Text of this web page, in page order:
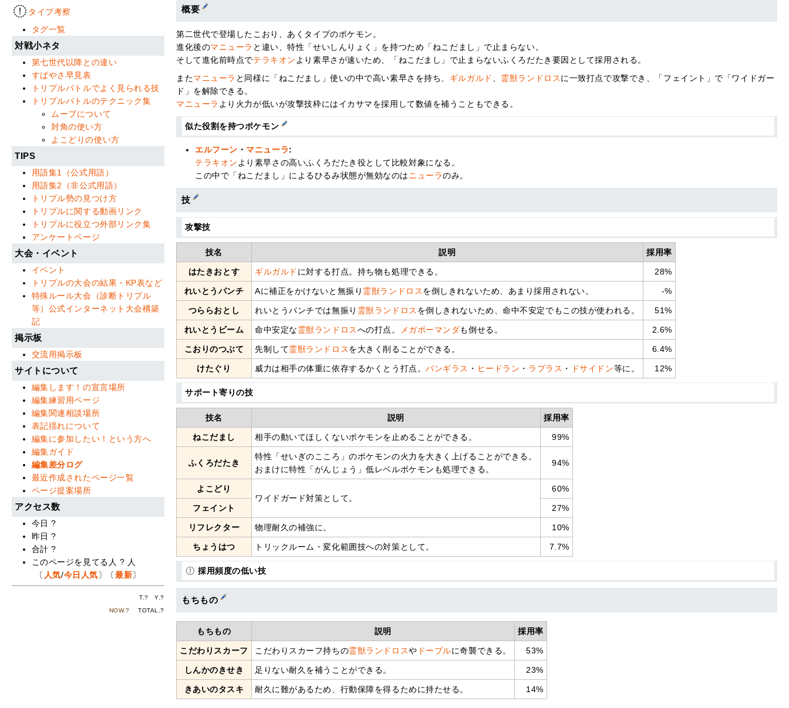
概要
第二世代で登場したこおり、あくタイプのポケモン。
進化後のマニューラ と違い、特性「せいしんりょく」を持つため「ねこだまし」で止まらない。
そして進化前時点でテラキオン より素早さが速いため、「ねこだまし」で止まらないふくろだたき要因として採用される。
またマニューラ と同様に「ねこだまし」使いの中で高い素早さを持ち、 ギルガルド 、 霊獣ランドロスに一致打点で攻撃でき、「フェイント」で「ワイドガー
ド」を解除できる。
マニューラ より火力が低いが攻撃技枠にはイカサマを採用して数値を補うこともできる。
似た役割を持つポケモン
エルフーン ・ マニューラ:
テラキオン より素早さの高いふくろだたき役として比較対象になる。
この中で「ねこだまし」によるひるみ状態が無効なのはニューラのみ。
技
攻撃技
技名 説明 採用率
はたきおとす ギルガルド に対する打点。持ち物も処理できる。 28%
れいとうパンチ Aに補正をかけないと無振り 霊獣ランドロスを倒しきれないため、あまり採用されない。 -%
つららおとし れいとうパンチでは無振り 霊獣ランドロス を倒しきれないため、命中不安定でもこの技が使われる。 51%
れいとうビーム 命中安定な霊獣ランドロスへの打点。 メガボーマンダも倒せる。 2.6%
こおりのつぶて 先制して霊獣ランドロスを大きく削ることができる。 6.4%
けたぐり 威力は相手の体重に依存するかくとう打点。バンギラス ・ ヒードラン ・ ラプラス ・ ドサイドン等に。 12%
サポート寄りの技
技名 説明 採用率
ねこだまし 相手の動いてほしくないポケモンを止めることができる。 99%
ふくろだたき
特性「せいぎのこころ」のポケモンの火力を大きく上げることができる。
おまけに特性「がんじょう」低レベルポケモンも処理できる。
94%
よこどり
ワイドガード対策として。
60%
フェイント 27%
リフレクター 物理耐久の補強に。 10%
ちょうはつ トリックルーム・変化範囲技への対策として。 7.7%
採用頻度の低い技
もちもの
もちもの 説明 採用率
こだわりスカーフ こだわりスカーフ持ちの霊獣ランドロスや ドーブルに奇襲できる。 53%
しんかのきせき 足りない耐久を補うことができる。 23%
きあいのタスキ 耐久に難があるため、行動保障を得るために持たせる。 14%
タイプ考察
タグ一覧
対戦小ネタ
第七世代以降との違い
すばやさ早見表
トリプルバトルでよく見られる技
トリプルバトルのテクニック集
ムーブについて
対角の使い方
よこどりの使い方
TIPS
用語集1（公式用語）
用語集2（非公式用語）
トリプル勢の見つけ方
トリプルに関する動画リンク
トリプルに役立つ外部リンク集
アンケートページ
大会・イベント
イベント
トリプルの大会の結果・KP表など
特殊ルール大会（診断トリプル
等）公式インターネット大会構築
記
掲示板
交流用掲示板
サイトについて
編集します！の宣言場所
編集練習用ページ
編集関連相談場所
表記揺れについて
編集に参加したい！という方へ
編集ガイド
編集差分ログ
最近作成されたページ一覧
ページ提案場所
アクセス数
今日?
昨日?
合計?
このページを見てる人 ? 人
〔 人気/今日人気〕〔最新〕
T.? Y.?
NOW.? TOTAL.?